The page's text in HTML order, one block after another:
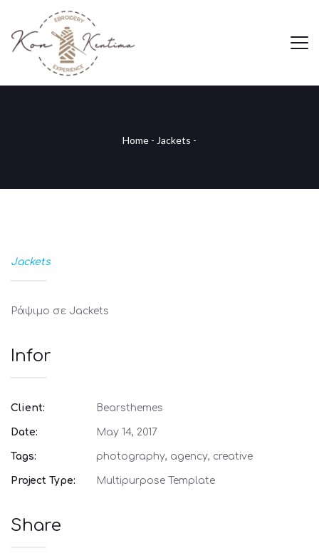
Home - Jackets -
Jackets
Ράψιμο σε Jackets
Infor
Client: Bearsthemes
Date: May 14, 2017
Tags: photography, agency, creative
Project Type: Multipurpose Template
Share